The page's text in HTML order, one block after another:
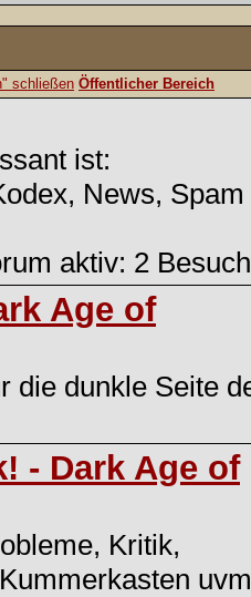
Öffentlicher Bereich
ist:
News, Spam
aktiv: 2
Age of
die dunkle Seite
- Dark Age of
Kritik,